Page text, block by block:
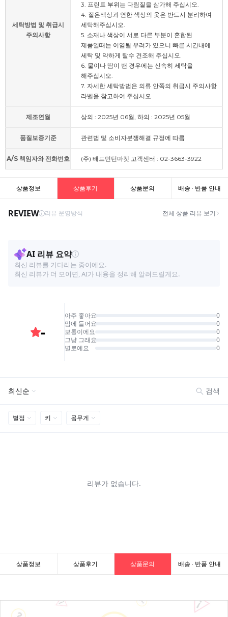
세탁방법 및 취급시
주의사항
3. 프린트 부위는 다림질을 삼가해 주십시오.
4. 짙은색상과 연한 색상의 옷은 반드시 분리하여
세탁해주십시오.
5. 소재나 색상이 서로 다른 부분이 혼합된
제품일때는 이염될 우려가 있으니 빠른 시간내에
세탁 및 약하게 탈수 건조해 주십시오.
6. 물이나 땀이 밴 경우에는 신속히 세탁을
해주십시오.
7. 자세한 세탁방법은 의류 안쪽의 취급시 주의사항
라벨을 참고하여 주십시오.
제조연월 상의 : 2025년 06월, 하의 : 2025년 05월
품질보증기준 관련법 및 소비자분쟁해결 규정에 따름
A/S 책임자와 전화번호 (주) 배드민턴마켓 고객센터 : 02-3663-3922
상품정보 상품후기 상품문의 배송 · 반품 안내
상품정보 상품후기 상품문의 배송 · 반품 안내